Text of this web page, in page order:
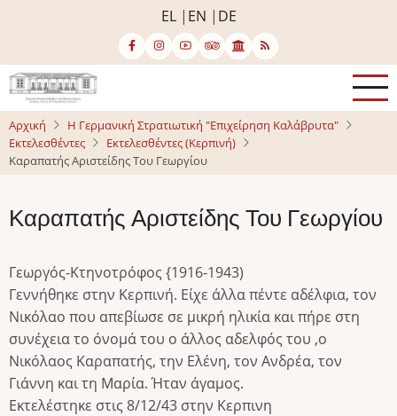
κυρίως
περιεχόμενο
EL EN DE
Αρχική
Η Γερμανική Στρατιωτική "Επιχείρηση Καλάβρυτα"
Εκτελεσθέντες
Εκτελεσθέντες (Κερπινή)
Καραπατής Αριστείδης Του Γεωργίου
Καραπατής Αριστείδης Του Γεωργίου
Γεωργός-Κτηνοτρόφος {1916-1943)
Γεννήθηκε στην Κερπινή. Είχε άλλα πέντε αδέλφια, τον
Νικόλαο που απεβίωσε σε μικρή ηλικία και πήρε στη
συνέχεια το όνομά του ο άλλος αδελφός του ,ο
Νικόλαος Καραπατής, την Ελένη, τον Ανδρέα, τον
Γιάννη και τη Μαρία. Ήταν άγαμος.
Εκτελέστηκε στις 8/12/43 στην Κερπινη